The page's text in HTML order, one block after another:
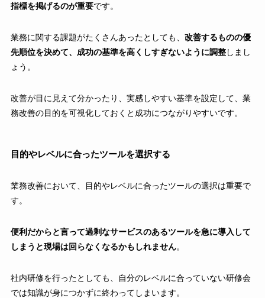
指標を掲げるのが重要です。
業務に関する課題がたくさんあったとしても、 改善するものの優
先順位を決めて、成功の基準を高くしすぎないように調整しまし
ょう。
改善が目に見えて分かったり、実感しやすい基準を設定して、業
務改善の目的を可視化しておくと成功につながりやすいです。
目的やレベルに合ったツールを選択する
業務改善において、目的やレベルに合ったツールの選択は重要で
す。
便利だからと言って過剰なサービスのあるツールを急に導入して
しまうと現場は回らなくなるかもしれません。
社内研修を行ったとしても、自分のレベルに合っていない研修会
では知識が身につかずに終わってしまいます。